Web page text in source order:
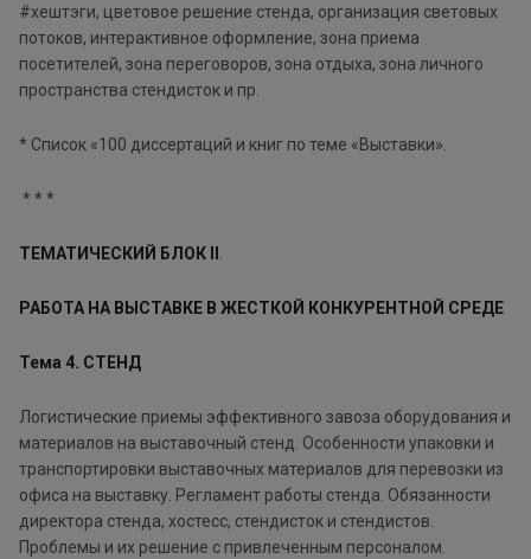
#хештэги, цветовое решение стенда, организация световых
потоков, интерактивное оформление, зона приема
посетителей, зона переговоров, зона отдыха, зона личного
пространства стендисток и пр.
* Список «100 диссертаций и книг по теме «Выставки».
* * *
ТЕМАТИЧЕСКИЙ БЛОК II
РАБОТА НА ВЫСТАВКЕ В ЖЕСТКОЙ КОНКУРЕНТНОЙ СРЕДЕ
Тема 4. СТЕНД
Логистические приемы эффективного завоза оборудования и
материалов на выставочный стенд. Особенности упаковки и
транспортировки выставочных материалов для перевозки из
офиса на выставку. Регламент работы стенда. Обязанности
директора стенда, хостесс, стендисток и стендистов.
Проблемы и их решение с привлеченным персоналом.